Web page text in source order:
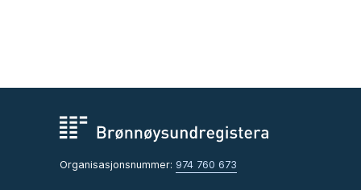
Organisasjonsnummer: 974 760 673